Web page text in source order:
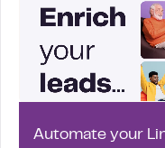
Automate your